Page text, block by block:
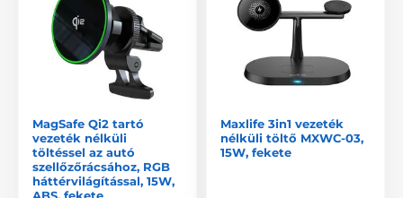
MagSafe Qi2 tartó
vezeték nélküli
töltéssel az autó
szellőzőrácsához, RGB
háttérvilágítással, 15W,
ABS, fekete
Maxlife 3in1 vezeték
nélküli töltő MXWC-03,
15W, fekete